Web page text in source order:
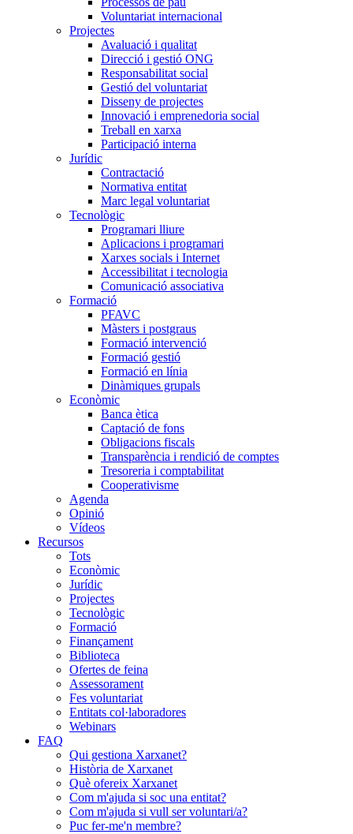
Voluntariat internacional
Projectes
Avaluació i qualitat
Direcció i gestió ONG
Responsabilitat social
Gestió del voluntariat
Disseny de projectes
Innovació i emprenedoria social
Treball en xarxa
Participació interna
Jurídic
Contractació
Normativa entitat
Marc legal voluntariat
Tecnològic
Programari lliure
Aplicacions i programari
Xarxes socials i Internet
Accessibilitat i tecnologia
Comunicació associativa
Formació
PFAVC
Màsters i postgraus
Formació intervenció
Formació gestió
Formació en línia
Dinàmiques grupals
Econòmic
Banca ètica
Captació de fons
Obligacions fiscals
Transparència i rendició de comptes
Tresoreria i comptabilitat
Cooperativisme
Agenda
Opinió
Vídeos
Recursos
Tots
Econòmic
Jurídic
Projectes
Tecnològic
Formació
Finançament
Biblioteca
Ofertes de feina
Assessorament
Fes voluntariat
Entitats col·laboradores
Webinars
FAQ
Qui gestiona Xarxanet?
Història de Xarxanet
Què ofereix Xarxanet
Com m'ajuda si soc una entitat?
Com m'ajuda si vull ser voluntari/a?
Puc fer-me'n membre?